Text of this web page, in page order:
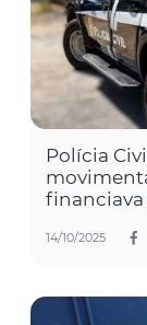
Polícia
financiava
14/10/2025